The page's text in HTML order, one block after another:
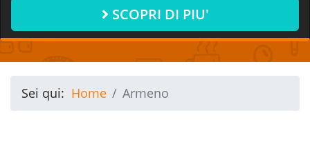
SCOPRI DI PIU'
Sei qui: Home Armeno